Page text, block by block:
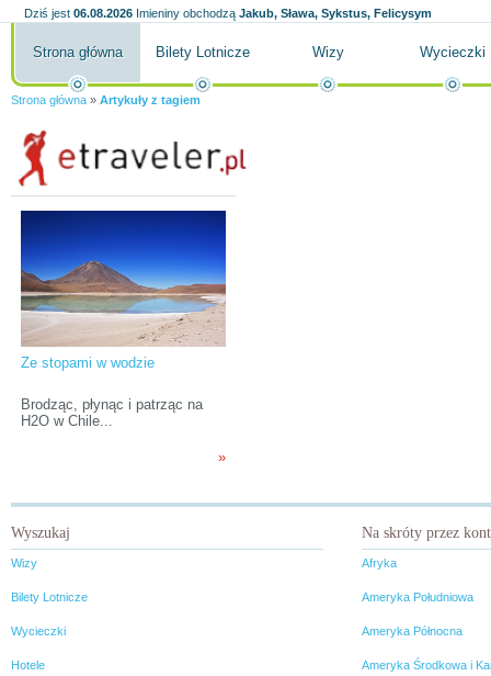
Dziś jest 06.08.2026 Imieniny obchodzą Jakub, Sława, Sykstus, Felicysym
Strona główna Bilety Lotnicze Wizy Wycieczki
Strona główna » Artykuły z tagiem
Ze stopami w wodzie
Brodząc, płynąc i patrząc na
H2O w Chile...
»
Wyszukaj
Wizy
Bilety Lotnicze
Wycieczki
Hotele
Na skróty przez
Afryka
Ameryka Południowa
Ameryka Północna
Ameryka Środkowa i